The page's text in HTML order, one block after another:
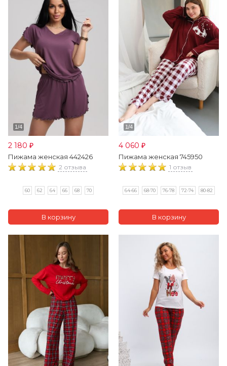
2 180 ₽
Пижама женская 442426
2 отзыва
60 62 64 66 68 70
4 060 ₽
Пижама женская 745950
1 отзыв
64-66 68-70 76-78 72-74 80-82